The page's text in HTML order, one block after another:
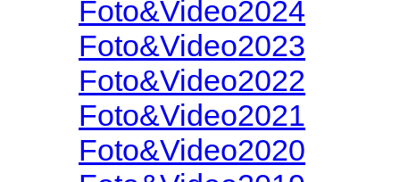
Foto&Video2024
Foto&Video2023
Foto&Video2022
Foto&Video2021
Foto&Video2020